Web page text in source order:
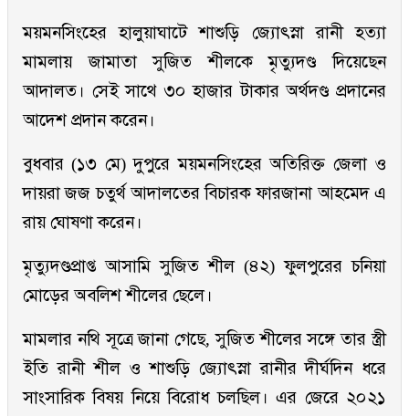
ময়মনসিংহের হালুয়াঘাটে শাশুড়ি জ্যোৎস্না রানী হত্যা
মামলায় জামাতা সুজিত শীলকে মৃত্যুদণ্ড দিয়েছেন
আদালত। সেই সাথে ৩০ হাজার টাকার অর্থদণ্ড প্রদানের
আদেশ প্রদান করেন।
বুধবার (১৩ মে) দুপুরে ময়মনসিংহের অতিরিক্ত জেলা ও
দায়রা জজ চতুর্থ আদালতের বিচারক ফারজানা আহমেদ এ
রায় ঘোষণা করেন।
মৃত্যুদণ্ডপ্রাপ্ত আসামি সুজিত শীল (৪২) ফুলপুরের চনিয়া
মোড়ের অবলিশ শীলের ছেলে।
মামলার নথি সূত্রে জানা গেছে, সুজিত শীলের সঙ্গে তার স্ত্রী
ইতি রানী শীল ও শাশুড়ি জ্যোৎস্না রানীর দীর্ঘদিন ধরে
সাংসারিক বিষয় নিয়ে বিরোধ চলছিল। এর জেরে ২০২১